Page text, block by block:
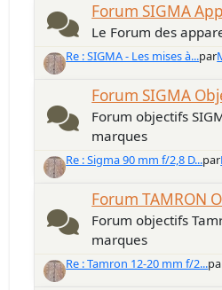
Forum SIGMA
Le Forum des
Re : SIGMA - Les mises à...par
Forum SIGMA
Forum objectifs
marques
Re : Sigma 90 mm f/2,8 D...par
Forum TAMRON
Forum objectifs
marques
Re : Tamron 12-20 mm f/2...